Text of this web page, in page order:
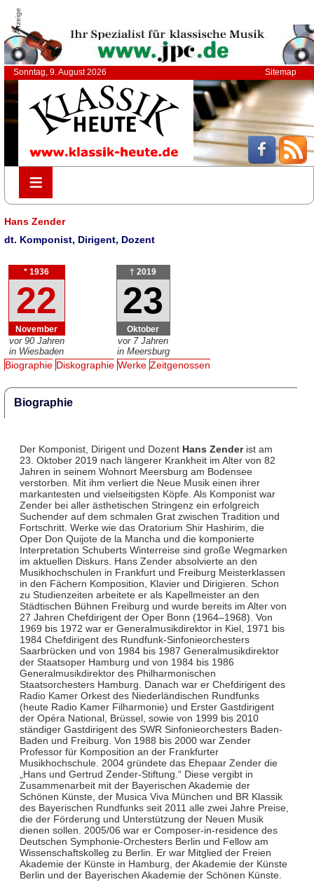
Anzeige
Sonntag, 9. August 2026 Sitemap
≡
≡
Hans Zender
dt. Komponist, Dirigent, Dozent
* 1936
22
November
vor 90 Jahren
in Wiesbaden
† 2019
23
Oktober
vor 7 Jahren
in Meersburg
Biographie Diskographie Werke Zeitgenossen
Biographie
Der Komponist, Dirigent und Dozent Hans Zender ist am
23. Oktober 2019 nach längerer Krankheit im Alter von 82
Jahren in seinem Wohnort Meersburg am Bodensee
verstorben. Mit ihm verliert die Neue Musik einen ihrer
markantesten und vielseitigsten Köpfe. Als Komponist war
Zender bei aller ästhetischen Stringenz ein erfolgreich
Suchender auf dem schmalen Grat zwischen Tradition und
Fortschritt. Werke wie das Oratorium Shir Hashirim, die
Oper Don Quijote de la Mancha und die komponierte
Interpretation Schuberts Winterreise sind große Wegmarken
im aktuellen Diskurs. Hans Zender absolvierte an den
Musikhochschulen in Frankfurt und Freiburg Meisterklassen
in den Fächern Komposition, Klavier und Dirigieren. Schon
zu Studienzeiten arbeitete er als Kapellmeister an den
Städtischen Bühnen Freiburg und wurde bereits im Alter von
27 Jahren Chefdirigent der Oper Bonn (1964–1968). Von
1969 bis 1972 war er Generalmusikdirektor in Kiel, 1971 bis
1984 Chefdirigent des Rundfunk-Sinfonieorchesters
Saarbrücken und von 1984 bis 1987 Generalmusikdirektor
der Staatsoper Hamburg und von 1984 bis 1986
Generalmusikdirektor des Philharmonischen
Staatsorchesters Hamburg. Danach war er Chefdirigent des
Radio Kamer Orkest des Niederländischen Rundfunks
(heute Radio Kamer Filharmonie) und Erster Gastdirigent
der Opéra National, Brüssel, sowie von 1999 bis 2010
ständiger Gastdirigent des SWR Sinfonieorchesters Baden-
Baden und Freiburg. Von 1988 bis 2000 war Zender
Professor für Komposition an der Frankfurter
Musikhochschule. 2004 gründete das Ehepaar Zender die
„Hans und Gertrud Zender-Stiftung.“ Diese vergibt in
Zusammenarbeit mit der Bayerischen Akademie der
Schönen Künste, der Musica Viva München und BR Klassik
des Bayerischen Rundfunks seit 2011 alle zwei Jahre Preise,
die der Förderung und Unterstützung der Neuen Musik
dienen sollen. 2005/06 war er Composer-in-residence des
Deutschen Symphonie-Orchesters Berlin und Fellow am
Wissenschaftskolleg zu Berlin. Er war Mitglied der Freien
Akademie der Künste in Hamburg, der Akademie der Künste
Berlin und der Bayerischen Akademie der Schönen Künste.